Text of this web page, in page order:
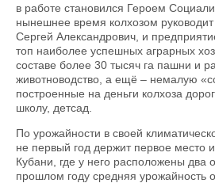
в работе становился Героем
нынешнее время колхозом
Сергей Александрович, и
топ наиболее успешных аграрных
составе более 30 тысяч га пашни и
животноводство, а ещё – немалую
построенные на деньги колхоза
школу, детсад.
По урожайности в своей
не первый год держит первое место
Кубани, где у него расположены два
прошлом году средняя урожайность